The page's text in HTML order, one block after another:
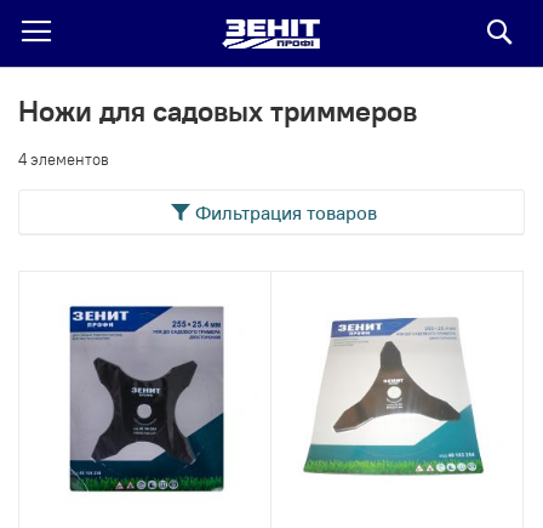
Ножи для садовых триммеров
4элементов
Фильтрация товаров